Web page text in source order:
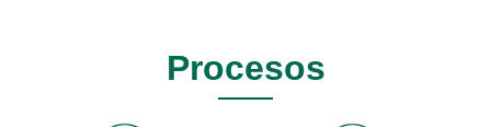
Procesos